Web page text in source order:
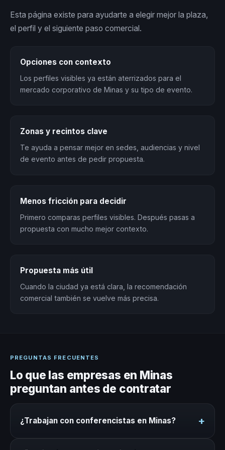
Esta página existe para ayudarte a elegir mejor la plaza,
el perfil y el siguiente paso comercial.
Opciones con contexto
Los perfiles visibles ya están aterrizados para el
mercado corporativo de Minas y su tipo de evento.
Zonas y recintos clave
Te ayuda a pensar mejor en sedes, audiencias y nivel
de evento antes de pedir propuesta.
Menos fricción para decidir
Primero comparas perfiles visibles. Después pasas a
propuesta con mucho mejor contexto.
Propuesta más útil
Cuando la ciudad ya está clara, la recomendación
comercial también se vuelve más precisa.
PREGUNTAS FRECUENTES
Lo que las empresas en Minas
preguntan antes de contratar
¿Trabajan con conferencistas en Minas? +